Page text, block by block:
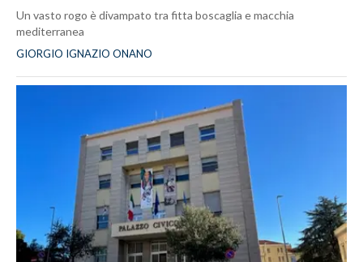
Un vasto rogo è divampato tra fitta boscaglia e macchia
mediterranea
GIORGIO IGNAZIO ONANO